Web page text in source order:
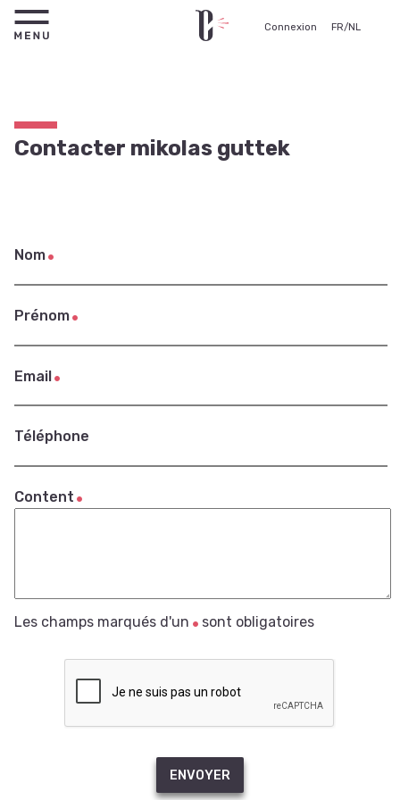
Connexion FR/NL
Contacter mikolas guttek
Nom
Prénom
Email
Téléphone
Content
Les champs marqués d'un sont obligatoires
ENVOYER